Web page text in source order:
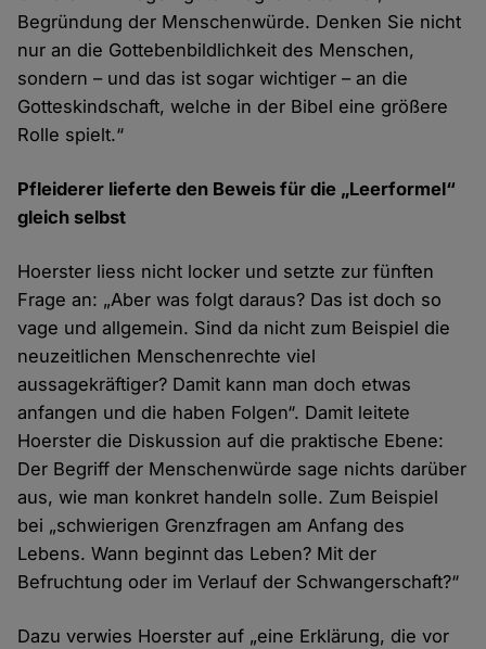
Begründung der Menschenwürde. Denken Sie nicht
nur an die Gottebenbildlichkeit des Menschen,
sondern – und das ist sogar wichtiger – an die
Gotteskindschaft, welche in der Bibel eine größere
Rolle spielt.“
Pfleiderer lieferte den Beweis für die „Leerformel“
gleich selbst
Hoerster liess nicht locker und setzte zur fünften
Frage an: „Aber was folgt daraus? Das ist doch so
vage und allgemein. Sind da nicht zum Beispiel die
neuzeitlichen Menschenrechte viel
aussagekräftiger? Damit kann man doch etwas
anfangen und die haben Folgen“. Damit leitete
Hoerster die Diskussion auf die praktische Ebene:
Der Begriff der Menschenwürde sage nichts darüber
aus, wie man konkret handeln solle. Zum Beispiel
bei „schwierigen Grenzfragen am Anfang des
Lebens. Wann beginnt das Leben? Mit der
Befruchtung oder im Verlauf der Schwangerschaft?“
Dazu verwies Hoerster auf „eine Erklärung, die vor